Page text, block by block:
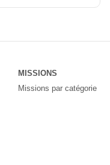
MISSIONS
Missions par catégorie